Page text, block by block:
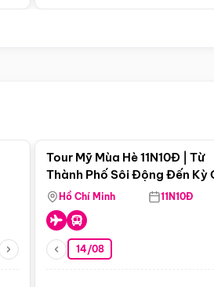
Tour Mỹ Mùa Hè 11N10Đ | Từ
Thành Phố Sôi Động Đến Kỳ
Thiên Nhiên Mỹ
Hồ Chí Minh 11N10Đ
14/08